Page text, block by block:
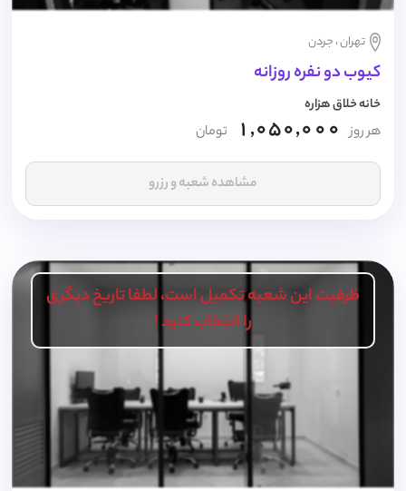
تهران ، جردن
کیوب دو نفره روزانه
خانه خلاق هزاره
هر روز 1,050,000 تومان
مشاهده شعبه و رزرو
ظرفیت این شعبه تکمیل است، لطفا تاریخ دیگری
را انتخاب کنید !